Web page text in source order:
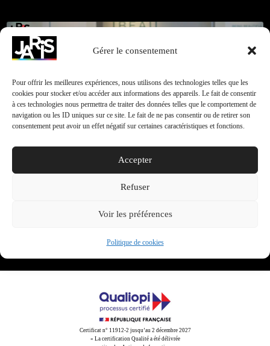
Gérer le consentement
Pour offrir les meilleures expériences, nous utilisons des technologies telles que les
cookies pour stocker et/ou accéder aux informations des appareils. Le fait de consentir
à ces technologies nous permettra de traiter des données telles que le comportement de
navigation ou les ID uniques sur ce site. Le fait de ne pas consentir ou de retirer son
consentement peut avoir un effet négatif sur certaines caractéristiques et fonctions.
Accepter
Refuser
Voir les préférences
Politique de cookies
JARIS
Productions
Retour à
toutes nos
réalisations
Cliquez pour accepter les cookies marketing et
activer ce contenu
Share This
Partager Partager
Certificat n° 11912-2 jusqu’au 2 décembre 2027
« La certification Qualité a été délivrée